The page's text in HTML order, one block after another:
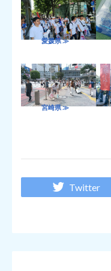
愛媛県 ≫
宮崎県 ≫
Twitter